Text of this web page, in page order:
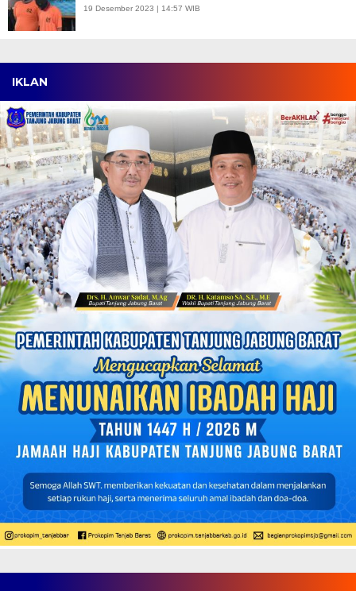
19 Desember 2023 | 14:57 WIB
IKLAN